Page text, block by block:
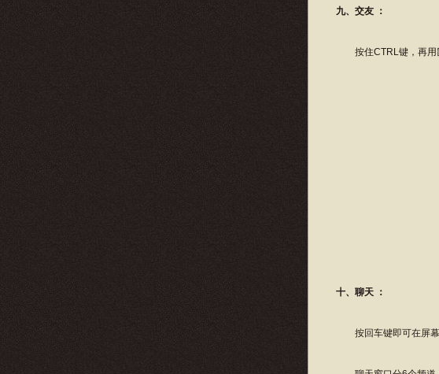
九、交友 ：
按住CTRL键，再用鼠
十、聊天 ：
按回车键即可在屏幕